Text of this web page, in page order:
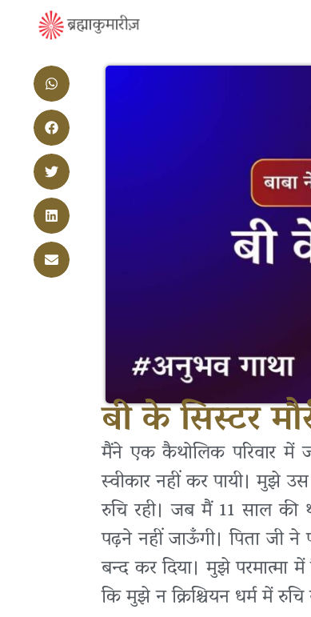
बी के सिस्टर
मैंने एक कैथोलिक परिवार में
स्वीकार नहीं कर पायी। मुझे
रुचि रही। जब मैं 11 साल
पढ़ने नहीं जाऊँगी। पिता जी
बन्द कर दिया। मुझे परमात्मा
कि मुझे न क्रिश्चियन धर्म में